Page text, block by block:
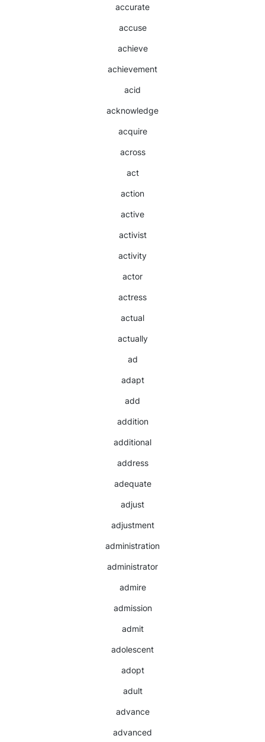
accurate
accuse
achieve
achievement
acid
acknowledge
acquire
across
act
action
active
activist
activity
actor
actress
actual
actually
ad
adapt
add
addition
additional
address
adequate
adjust
adjustment
administration
administrator
admire
admission
admit
adolescent
adopt
adult
advance
advanced